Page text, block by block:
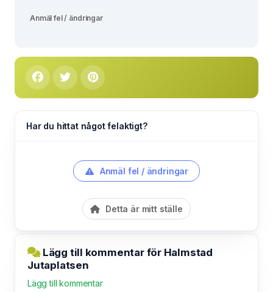
Anmäl fel / ändringar
Har du hittat något felaktigt?
Anmäl fel / ändringar
Detta är mitt ställe
Lägg till kommentar för Halmstad
Jutaplatsen
Lägg till kommentar